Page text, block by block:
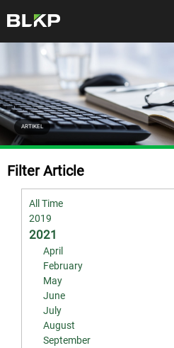
ARTIKEL
Filter Article
All Time
2019
2021
April
February
May
June
July
August
September